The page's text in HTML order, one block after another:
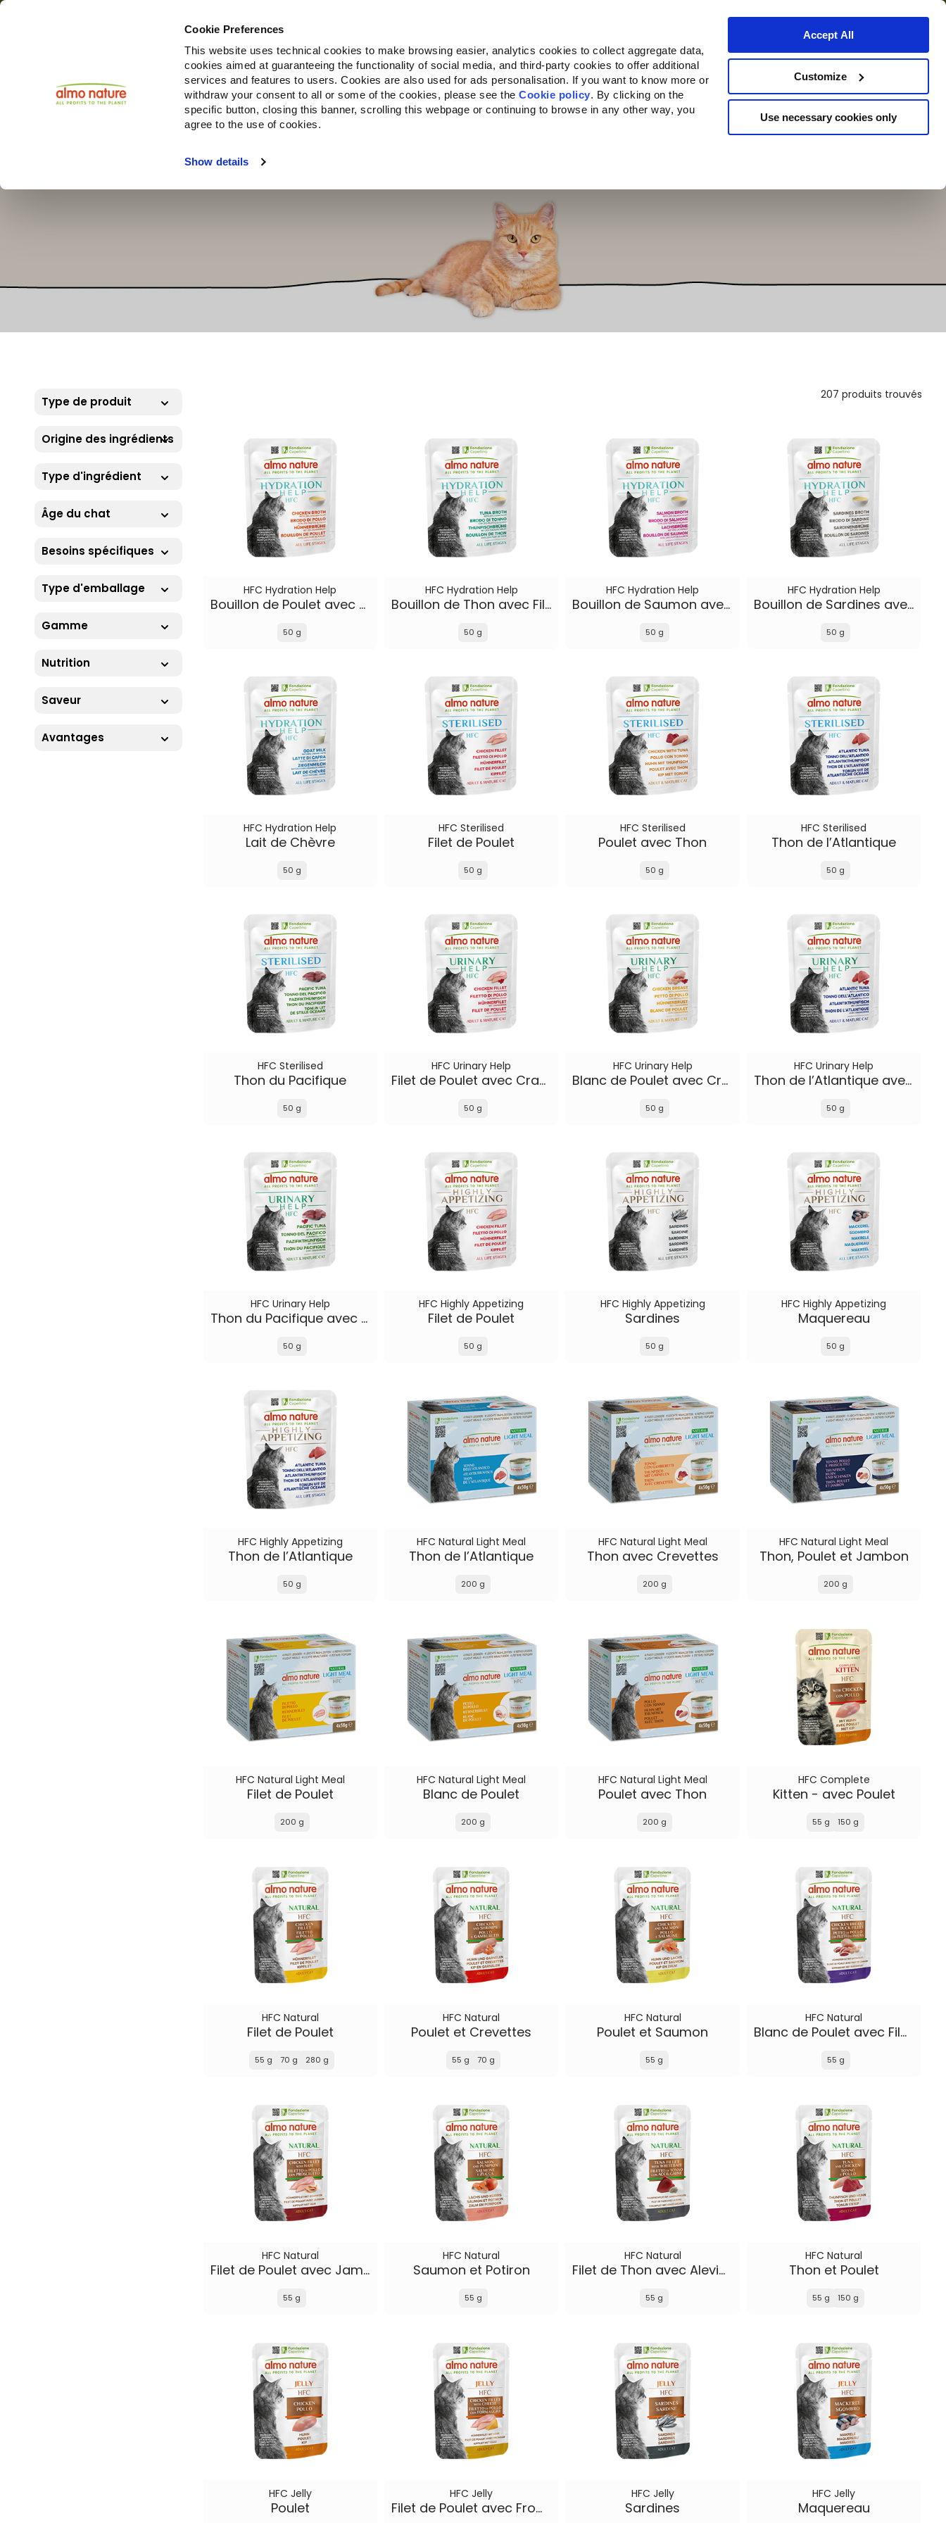
Cookie Preferences
This website uses technical cookies to make browsing easier, analytics cookies to collect aggregate data,
cookies aimed at guaranteeing the functionality of social media, and third-party cookies to offer additional
services and features to users. Cookies are also used for ads personalisation. If you want to know more or
withdraw your consent to all or some of the cookies, please see theCookie policy. By clicking on the
specific button, closing this banner, scrolling this webpage or continuing to browse in any other way, you
agree to the use of cookies.
Show details
Accept All
Customize
Use necessary cookies only
Produits Companion for Life L'appel à projets La marque Où acheter
Choose another country or region to see content specific to your location.
Type de produit
Origine des ingrédients
Type d'ingrédient
Âge du chat
Besoins spécifiques
Type d'emballage
Gamme
Nutrition
Saveur
Avantages
207 produits trouvés
HFC Hydration Help
Bouillon de Poulet avec Filet de Poulet
50 g
HFC Hydration Help
Bouillon de Thon avec Filet de Thon
50 g
HFC Hydration Help
Bouillon de Saumon avec Filet de Saumon
50 g
HFC Hydration Help
Bouillon de Sardines avec Sardines
50 g
HFC Hydration Help
Lait de Chèvre
50 g
HFC Sterilised
Filet de Poulet
50 g
HFC Sterilised
Poulet avec Thon
50 g
HFC Sterilised
Thon de l’Atlantique
50 g
HFC Sterilised
Thon du Pacifique
50 g
HFC Urinary Help
Filet de Poulet avec Cranberries
50 g
HFC Urinary Help
Blanc de Poulet avec Cranberries
50 g
HFC Urinary Help
Thon de l’Atlantique avec Cranberries
50 g
HFC Urinary Help
Thon du Pacifique avec Cranberries
50 g
HFC Highly Appetizing
Filet de Poulet
50 g
HFC Highly Appetizing
Sardines
50 g
HFC Highly Appetizing
Maquereau
50 g
HFC Highly Appetizing
Thon de l’Atlantique
50 g
HFC Natural Light Meal
Thon de l’Atlantique
200 g
HFC Natural Light Meal
Thon avec Crevettes
200 g
HFC Natural Light Meal
Thon, Poulet et Jambon
200 g
HFC Natural Light Meal
Filet de Poulet
200 g
HFC Natural Light Meal
Blanc de Poulet
200 g
HFC Natural Light Meal
Poulet avec Thon
200 g
HFC Complete
Kitten - avec Poulet
55 g 150 g
HFC Natural
Filet de Poulet
55 g 70 g 280 g
HFC Natural
Poulet et Crevettes
55 g 70 g
HFC Natural
Poulet et Saumon
55 g
HFC Natural
Blanc de Poulet avec Filet de Canard
55 g
HFC Natural
Filet de Poulet avec Jambon
55 g
HFC Natural
Saumon et Potiron
55 g
HFC Natural
Filet de Thon avec Alevins
55 g
HFC Natural
Thon et Poulet
55 g 150 g
HFC Jelly
Poulet
HFC Jelly
Filet de Poulet avec Fromage
HFC Jelly
Sardines
HFC Jelly
Maquereau